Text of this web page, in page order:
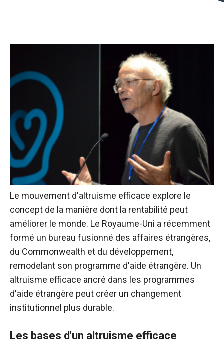
Le mouvement d'altruisme efficace explore le
concept de la manière dont la rentabilité peut
améliorer le monde. Le Royaume-Uni a récemment
formé un bureau fusionné des affaires étrangères,
du Commonwealth et du développement,
remodelant son programme d'aide étrangère. Un
altruisme efficace ancré dans les programmes
d'aide étrangère peut créer un changement
institutionnel plus durable.
Les bases d'un altruisme efficace